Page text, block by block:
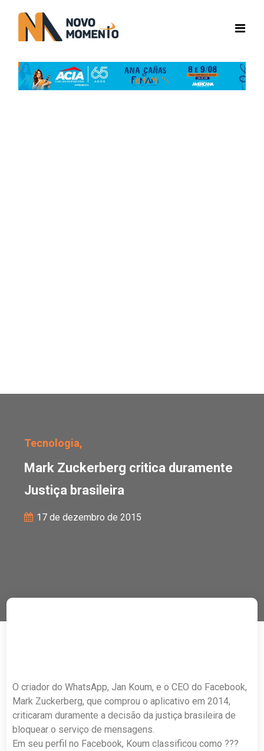
Tecnologia,
Mark Zuckerberg critica duramente
Justiça brasileira
17 de dezembro de 2015
O criador do WhatsApp, Jan Koum, e o CEO do Facebook,
Mark Zuckerberg, que comprou o aplicativo em 2014,
criticaram duramente a decisão da justiça brasileira de
bloquear o serviço de mensagens.
Em seu perfil no Facebook, Koum classificou como ???